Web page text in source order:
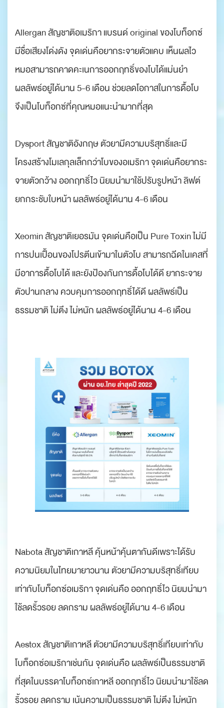
Allergan สัญชาติอเมริกา แบรนด์ original ของโบท็อกซ์
มีชื่อเสียงโด่งดัง จุดเด่นคือยากระจายตัวแคบ เห็นผลไว
หมอสามารถคาดคะเนการออกฤทธิ์ของโบได้แม่นยำ
ผลลัพธ์อยู่ได้นาน 5-6 เดือน ช่วยลดโอกาสในการดื้อโบ
จึงเป็นโบท็อกซ์ที่คุณหมอแนะนำมากที่สุด
Dysport สัญชาติอังกฤษ ตัวยามีความบริสุทธิ์และมี
โครงสร้างโมเลกุลเล็กกว่าโบของอเมริกา จุดเด่นคือยากระ
จายตัวกว้าง ออกฤทธิ์ไว นิยมนำมาใช้ปรับรูปหน้า ลิฟต์
ยกกระชับใบหน้า ผลลัพธ์อยู่ได้นาน 4-6 เดือน
Xeomin สัญชาติเยอรมัน จุดเด่นคือเป็น Pure Toxin ไม่มี
การปนเปื้อนของโปรตีนเข้ามาในตัวโบ สามารถฉีดในเคสที่
มีอาการดื้อโบได้ และยังป้องกันการดื้อโบได้ดี ยากระจาย
ตัวปานกลาง ควบคุมการออกฤทธิ์ได้ดี ผลลัพธ์เป็น
ธรรมชาติ ไม่ตึง ไม่หนัก ผลลัพธ์อยู่ได้นาน 4-6 เดือน
Nabota สัญชาติเกาหลี คุ้นหน้าคุ้นตากันดีเพราะได้รับ
ความนิยมในไทยมายาวนาน ตัวยามีความบริสุทธิ์เทียบ
เท่ากับโบท็อกซ์อเมริกา จุดเด่นคือ ออกฤทธิ์ไว นิยมนำมา
ใช้ลดริ้วรอย ลดกราม ผลลัพธ์อยู่ได้นาน 4-6 เดือน
Aestox สัญชาติเกาหลี ตัวยามีความบริสุทธิ์เทียบเท่ากับ
โบท็อกซ์อเมริกาเช่นกัน จุดเด่นคือ ผลลัพธ์เป็นธรรมชาติ
ที่สุดในบรรดาโบท็อกซ์เกาหลี ออกฤทธิ์ไว นิยมนำมาใช้ลด
ริ้วรอย ลดกราม เน้นความเป็นธรรมชาติ ไม่ตึง ไม่หนัก